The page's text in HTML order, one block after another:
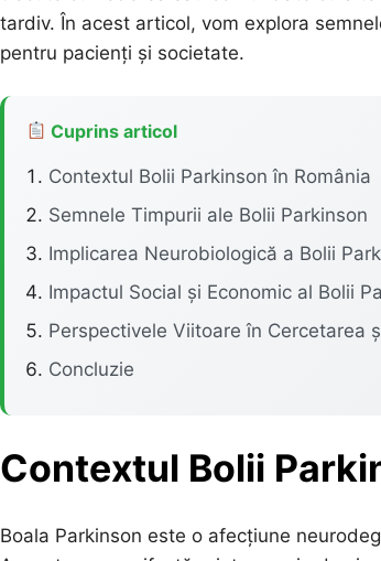
tardiv. În acest articol, vom explora
pentru pacienți și societate.
Cuprins articol
Contextul Bolii Parkinson în România
Semnele Timpurii ale Bolii Parkinson
Implicarea Neurobiologică a Bolii
Impactul Social și Economic al Bolii
Perspectivele Viitoare în Cercetarea
Concluzie
Contextul Bolii
Boala Parkinson este o afecțiune